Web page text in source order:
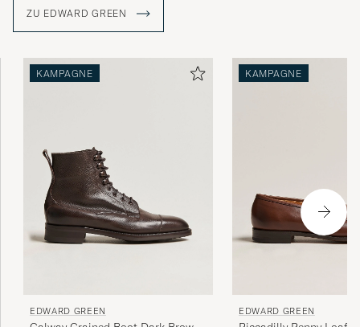
möglichst schönes Finish zu verleihen.
ZU EDWARD GREEN
KAMPAGNE
EDWARD GREEN
KAMPAGNE
EDWARD GREEN